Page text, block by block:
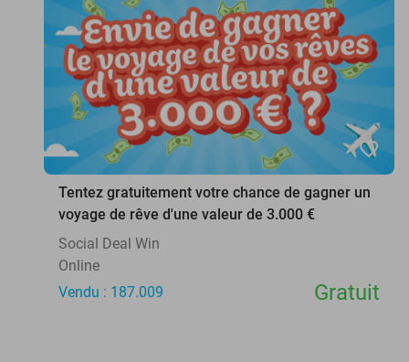
favorite_border
Tentez gratuitement votre chance de gagner un
voyage de rêve d'une valeur de 3.000 €
Social Deal Win
Online
Vendu : 187.009
Gratuit